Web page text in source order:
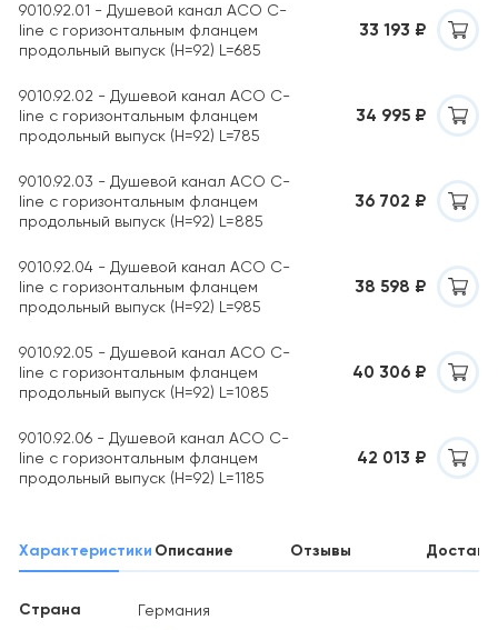
9010.92.01 - Душевой канал ACO C-
line с горизонтальным фланцем
продольный выпуск (H=92) L=685
33 193 ₽
9010.92.02 - Душевой канал ACO C-
line с горизонтальным фланцем
продольный выпуск (H=92) L=785
34 995 ₽
9010.92.03 - Душевой канал ACO C-
line с горизонтальным фланцем
продольный выпуск (H=92) L=885
36 702 ₽
9010.92.04 - Душевой канал ACO C-
line с горизонтальным фланцем
продольный выпуск (H=92) L=985
38 598 ₽
9010.92.05 - Душевой канал ACO C-
line с горизонтальным фланцем
продольный выпуск (H=92) L=1085
40 306 ₽
9010.92.06 - Душевой канал ACO C-
line с горизонтальным фланцем
продольный выпуск (H=92) L=1185
42 013 ₽
Характеристики Описание Отзывы
Страна Германия